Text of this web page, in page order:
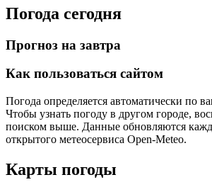
Погода сегодня
Прогноз на завтра
Как пользоваться сайтом
Погода определяется автоматически по
Чтобы узнать погоду в другом городе,
поиском выше. Данные обновляются
открытого метеосервиса Open-Meteo.
Карты погоды